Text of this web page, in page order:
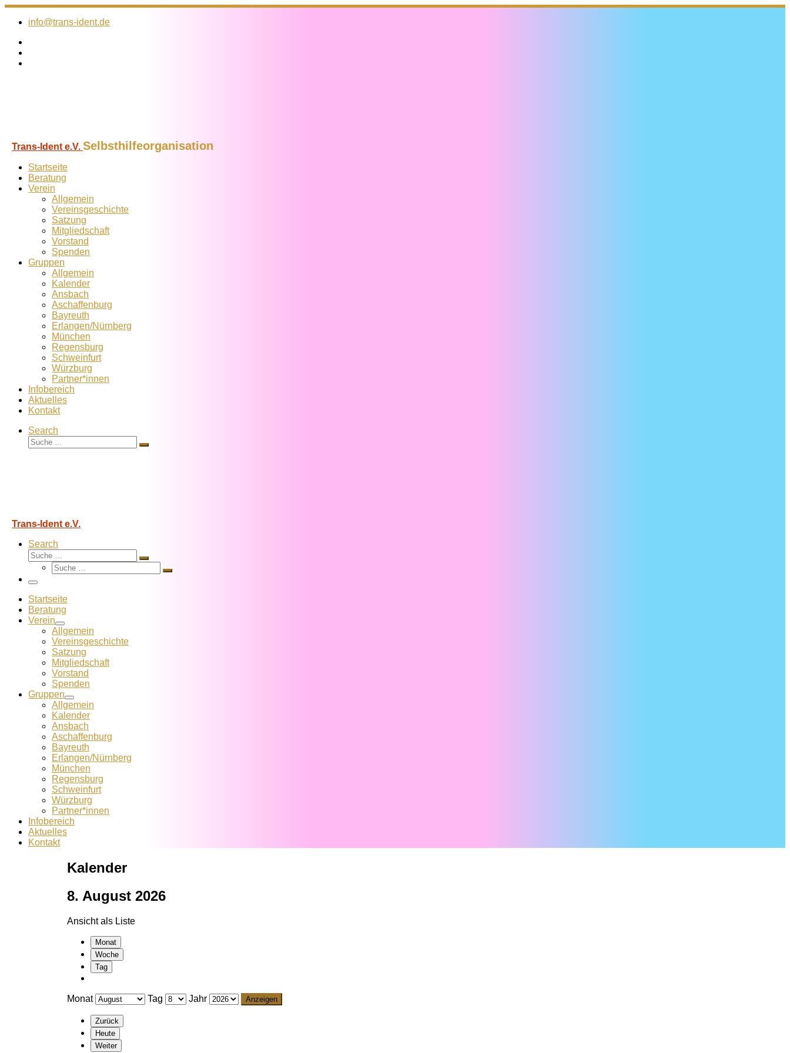
Zum
Inhalt
info@trans-ident.de
Trans-Ident e.V. Selbsthilfeorganisation
Startseite
Beratung
Verein
Allgemein
Vereins­geschichte
Satzung
Mitglied­schaft
Vorstand
Spenden
Gruppen
Allgemein
Kalender
Ansbach
Aschaffenburg
Bayreuth
Erlangen/Nürnberg
München
Regensburg
Schweinfurt
Würzburg
Partner*innen
Infobereich
Aktuelles
Kontakt
Search
Suche
Suche
Trans-Ident e.V.
Search
Suche
Suche
Suche
Suche
Menü
Startseite
Beratung
Verein
Allgemein
Vereins­geschichte
Satzung
Mitglied­schaft
Vorstand
Spenden
Gruppen
Allgemein
Kalender
Ansbach
Aschaffenburg
Bayreuth
Erlangen/Nürnberg
München
Regensburg
Schweinfurt
Würzburg
Partner*innen
Infobereich
Aktuelles
Kontakt
Kalender
8. August 2026
Ansicht als Liste
Monat
Woche
Tag
Monat Tag Jahr
Zurück
Heute
Weiter